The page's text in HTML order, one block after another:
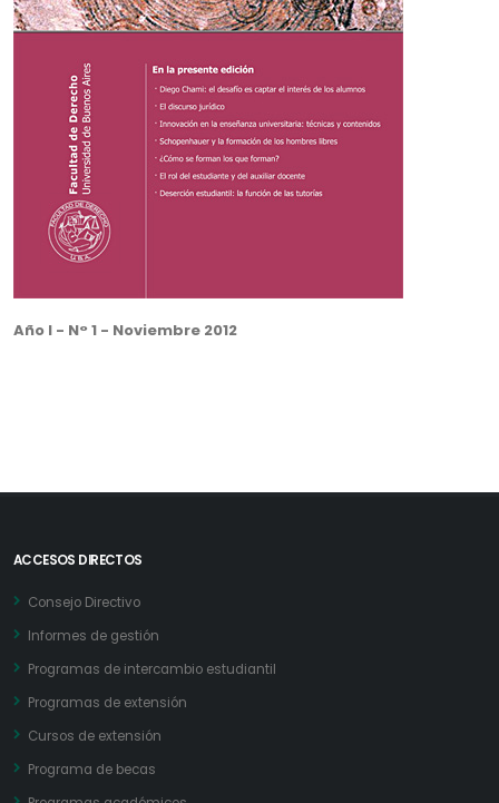
Año I - N° 1 - Noviembre 2012
ACCESOS DIRECTOS
Consejo Directivo
Informes de gestión
Programas de intercambio estudiantil
Programas de extensión
Cursos de extensión
Programa de becas